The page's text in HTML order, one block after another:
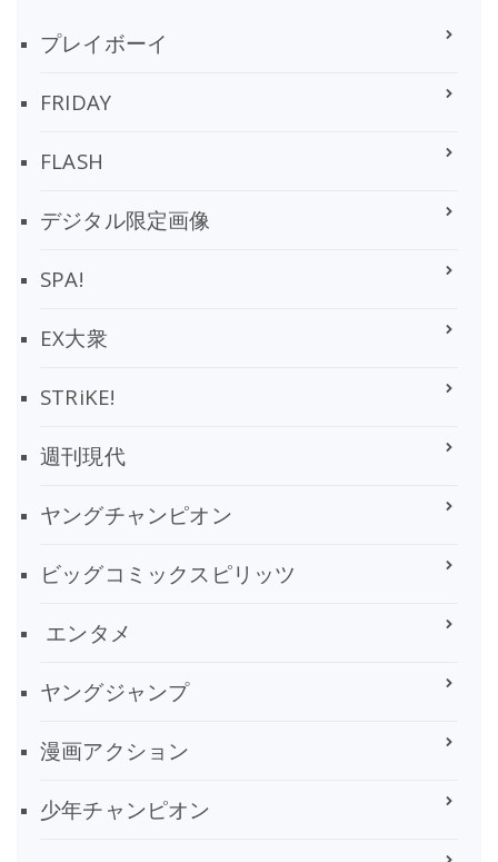
プレイボーイ
FRIDAY
FLASH
デジタル限定画像
SPA!
EX大衆
STRiKE!
週刊現代
ヤングチャンピオン
ビッグコミックスピリッツ
エンタメ
ヤングジャンプ
漫画アクション
少年チャンピオン